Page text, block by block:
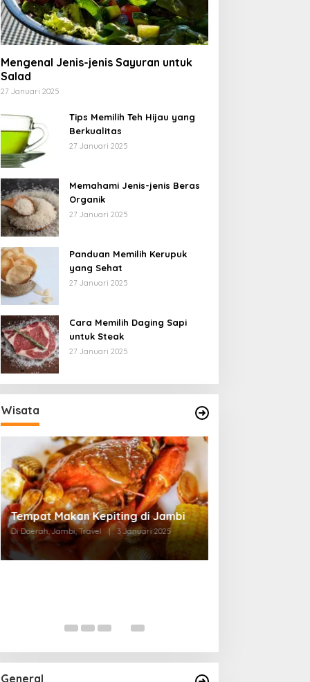
Mengenal Jenis-jenis Sayuran untuk
Salad
27 Januari 2025
Tips Memilih Teh Hijau yang
Berkualitas
27 Januari 2025
Memahami Jenis-jenis Beras
Organik
27 Januari 2025
Panduan Memilih Kerupuk
yang Sehat
27 Januari 2025
Cara Memilih Daging Sapi
untuk Steak
27 Januari 2025
Wisata
Tempat Makan di Thehok Jambi
Di Daerah, Jambi, Travel | 3 Januari 2025
General